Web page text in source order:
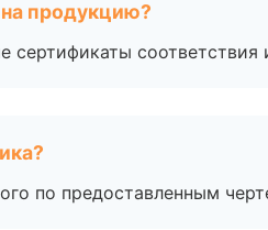
продукцию?
соответствия
по предоставленным